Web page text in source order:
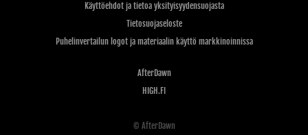
Käyttöehdot ja tietoa yksityisyydensuojasta
Tietosuojaseloste
Puhelinvertailun logot ja materiaalin käyttö markkinoinnissa
AfterDawn
HIGH.FI
© AfterDawn